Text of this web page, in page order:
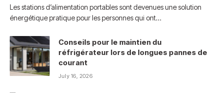
Les stations d’alimentation portables sont devenues une solution
énergétique pratique pour les personnes qui ont…
Conseils pour le maintien du
réfrigérateur lors de longues pannes de
courant
July 16, 2026